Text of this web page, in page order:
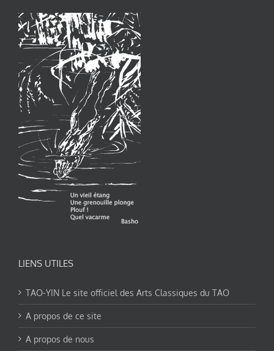
LIENS UTILES
TAO-YIN Le site officiel des Arts Classiques du TAO
A propos de ce site
A propos de nous